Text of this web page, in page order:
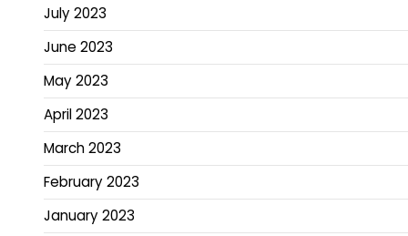
July 2023
June 2023
May 2023
April 2023
March 2023
February 2023
January 2023